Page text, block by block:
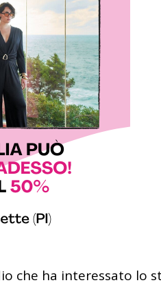
che ha interessato lo